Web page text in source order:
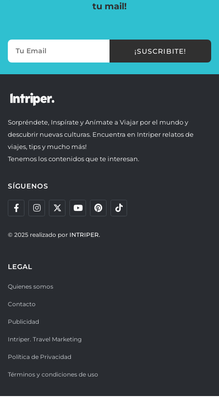
tu mail!
¡SUSCRIBITE!
Sorpréndete, Inspírate y Anímate a Viajar por el mundo y
descubrir nuevas culturas. Encuentra en Intriper relatos de
viajes, tips y mucho más!
Tenemos los contenidos que te interesan.
SÍGUENOS
© 2025 realizado por INTRIPER.
LEGAL
Quienes somos
Contacto
Publicidad
Intriper. Travel Marketing
Política de Privacidad
Términos y condiciones de uso